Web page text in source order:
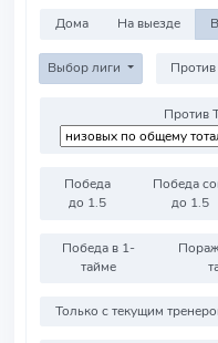
Дома На выезде
Выбор лиги
Против
Победа
до 1.5
Победа
до 1.5
Победа в 1-
тайме
Только с текущим